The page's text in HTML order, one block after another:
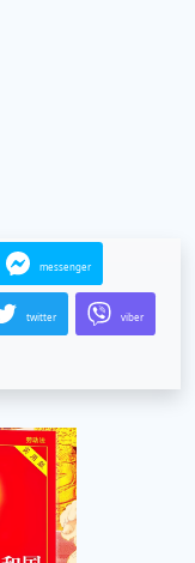
messenger
twitter viber